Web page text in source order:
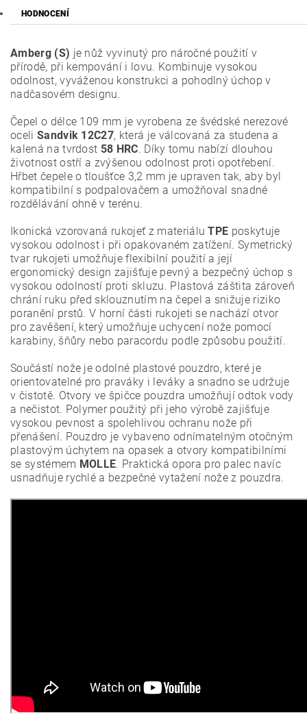
HODNOCENÍ
Amberg (S) je nůž vyvinutý pro náročné použití v
přírodě, při kempování i lovu. Kombinuje vysokou
odolnost, vyváženou konstrukci a pohodlný úchop v
nadčasovém designu.
Čepel o délce 109 mm je vyrobena ze švédské nerezové
oceli Sandvik 12C27, která je válcovaná za studena a
kalená na tvrdost 58 HRC. Díky tomu nabízí dlouhou
životnost ostří a zvýšenou odolnost proti opotřebení.
Hřbet čepele o tloušťce 3,2 mm je upraven tak, aby byl
kompatibilní s podpalovačem a umožňoval snadné
rozdělávání ohně v terénu.
Ikonická vzorovaná rukojeť z materiáluTPE poskytuje
vysokou odolnost i při opakovaném zatížení. Symetrický
tvar rukojeti umožňuje flexibilní použití a její
ergonomický design zajišťuje pevný a bezpečný úchop s
vysokou odolností proti skluzu. Plastová záštita zároveň
chrání ruku před sklouznutím na čepel a snižuje riziko
poranění prstů. V horní části rukojeti se nachází otvor
pro zavěšení, který umožňuje uchycení nože pomocí
karabiny, šňůry nebo paracordu podle způsobu použití.
Součástí nože je odolné plastové pouzdro, které je
orientovatelné pro praváky i leváky a snadno se udržuje
v čistotě. Otvory ve špičce pouzdra umožňují odtok vody
a nečistot. Polymer použitý při jeho výrobě zajišťuje
vysokou pevnost a spolehlivou ochranu nože při
přenášení. Pouzdro je vybaveno odnímatelným otočným
plastovým úchytem na opasek a otvory kompatibilními
se systémem MOLLE. Praktická opora pro palec navíc
usnadňuje rychlé a bezpečné vytažení nože z pouzdra.